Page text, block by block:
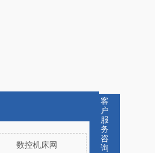
数控机床网
客
户
服
务
咨
询